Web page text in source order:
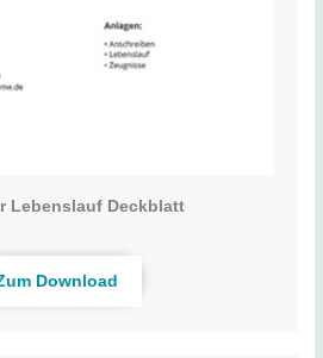
Lebenslauf Deckblatt
Download